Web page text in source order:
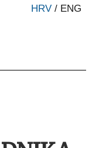
HRV / ENG